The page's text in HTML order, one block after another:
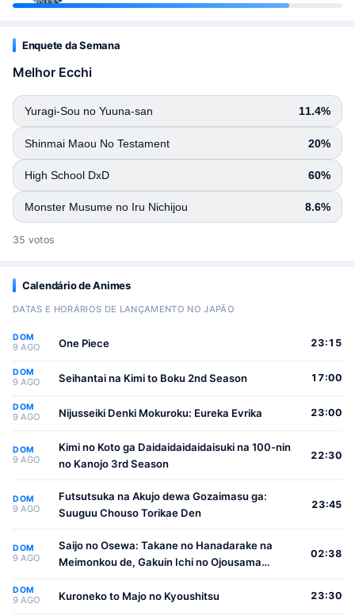
Enquete da Semana
Melhor Ecchi
Yuragi-Sou no Yuuna-san 11.4%
Shinmai Maou No Testament 20%
High School DxD 60%
Monster Musume no Iru Nichijou 8.6%
35 votos
Calendário de Animes
DATAS E HORÁRIOS DE LANÇAMENTO NO JAPÃO
DOM
9 AGO One Piece 23:15
DOM
9 AGO Seihantai na Kimi to Boku 2nd Season 17:00
DOM
9 AGO Nijusseiki Denki Mokuroku: Eureka Evrika 23:00
DOM
9 AGO
Kimi no Koto ga Daidaidaidaidaisuki na 100-nin
no Kanojo 3rd Season
22:30
DOM
9 AGO
Futsutsuka na Akujo dewa Gozaimasu ga:
Suuguu Chouso Torikae Den
23:45
DOM
9 AGO
Saijo no Osewa: Takane no Hanadarake na
Meimonkou de, Gakuin Ichi no Ojousama
Osewa suru Koto ni Narimashita
02:38
DOM
9 AGO Kuroneko to Majo no Kyoushitsu 23:30